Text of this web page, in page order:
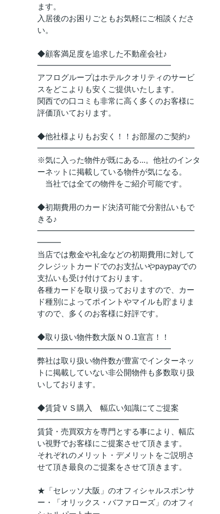
ます。
入居後のお困りごともお気軽にご相談くださ
い。
◆顧客満足度を追求した不動産会社♪
━━━━━━━━━━━━━━━━━
アフログループはホテルクオリティのサービ
スをどこよりも安くご提供いたします。
関西での口コミも非常に高く多くのお客様に
評価頂いております。
◆他社様よりもお安く！！お部屋のご契約♪
━━━━━━━━━━━━━━━━━━━━
※気に入った物件が既にある...。他社のインタ
ーネットに掲載している物件が気になる。
当社では全ての物件をご紹介可能です。
◆初期費用のカード決済可能で分割払いもで
きる♪
━━━━━━━━━━━━━━━━━━━━
━━━
当店では敷金や礼金などの初期費用に対して
クレジットカードでのお支払いやpaypayでの
支払いも受け付けております。
各種カードを取り扱っておりますので、カー
ド種別によってポイントやマイルも貯まりま
すので、多くのお客様に好評です。
◆取り扱い物件数大阪ＮＯ.1宣言！！
━━━━━━━━━━━━━━━━━
弊社は取り扱い物件数が豊富でインターネッ
トに掲載していない非公開物件も多数取り扱
いしております。
◆賃貸ＶＳ購入 幅広い知識にてご提案
━━━━━━━━━━━━━━━━━━
賃貸・売買双方を専門とする事により、幅広
い視野でお客様にご提案させて頂きます。
それぞれのメリット・デメリットをご説明さ
せて頂き最良のご提案をさせて頂きます。
★「セレッソ大阪」のオフィシャルスポンサ
ー・「オリックス・バファローズ」のオフィ